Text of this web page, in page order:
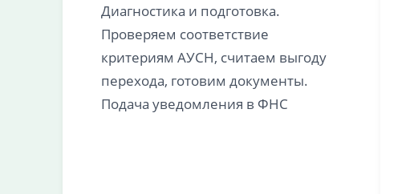
Диагностика и подготовка.
Проверяем соответствие
критериям АУСН, считаем выгоду
перехода, готовим документы.
Подача уведомления в ФНС